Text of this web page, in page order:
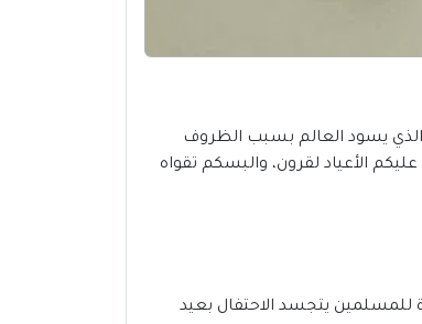
على الرغم من الحزن الذي يسود العالم بسبب الظروف
الأعياد لقرون، والبسكم تقواه
للمسلمين يتجسد الاحتفال بعيد